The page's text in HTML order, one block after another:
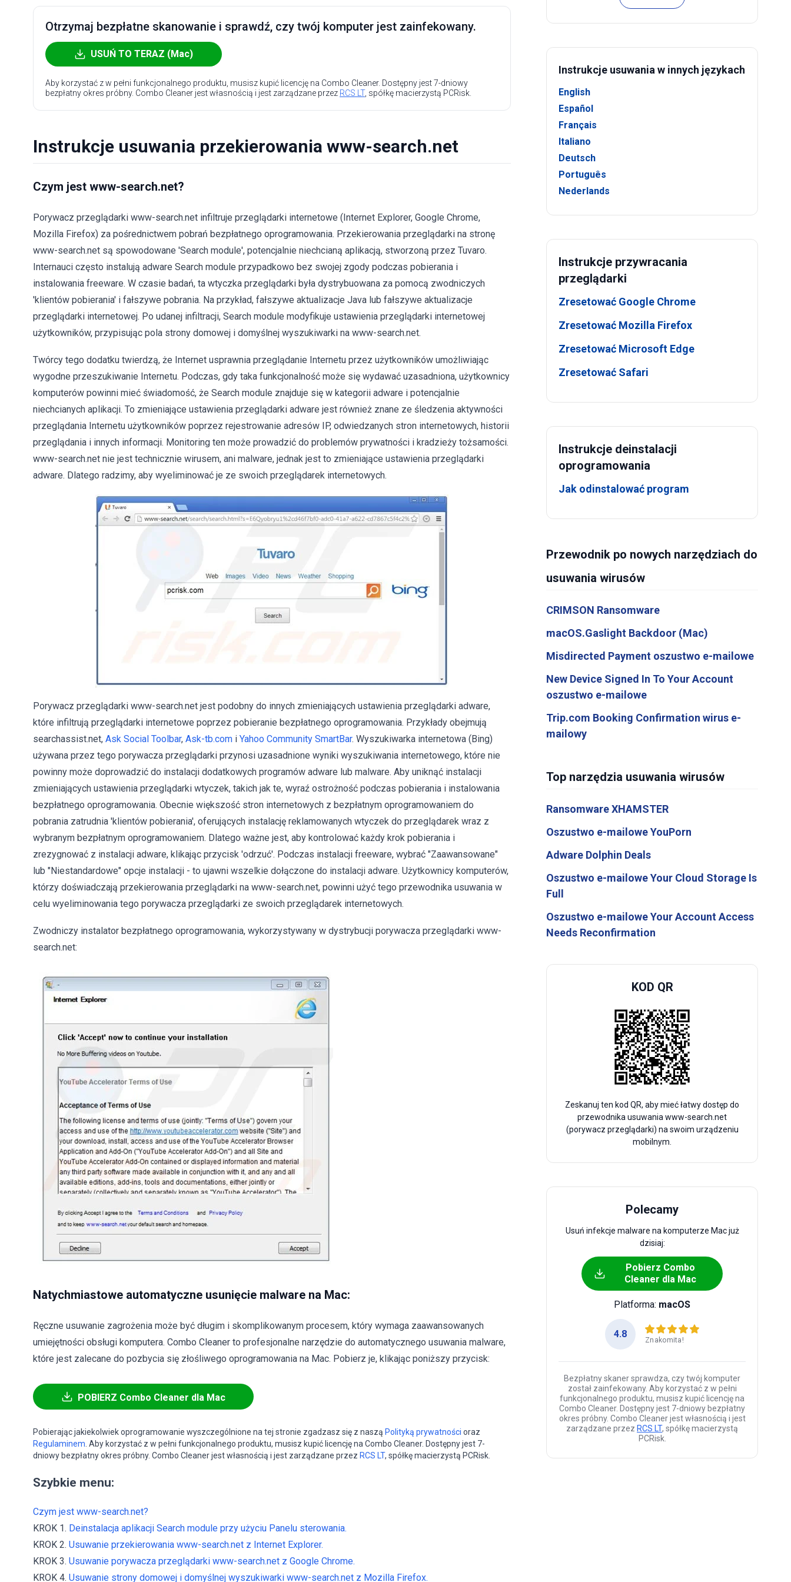
Otrzymaj bezpłatne skanowanie i sprawdź, czy twój komputer jest zainfekowany.
USUŃ TO TERAZ (Mac)
Aby korzystać z w pełni funkcjonalnego produktu, musisz kupić licencję na Combo Cleaner. Dostępny jest 7-dniowy
bezpłatny okres próbny. Combo Cleaner jest własnością i jest zarządzane przez RCS LT, spółkę macierzystą PCRisk.
Instrukcje usuwania przekierowania www-search.net
Czym jest www-search.net?
Porywacz przeglądarki www-search.net infiltruje przeglądarki internetowe (Internet Explorer, Google Chrome,
Mozilla Firefox) za pośrednictwem pobrań bezpłatnego oprogramowania. Przekierowania przeglądarki na stronę
www-search.net są spowodowane 'Search module', potencjalnie niechcianą aplikacją, stworzoną przez Tuvaro.
Internauci często instalują adware Search module przypadkowo bez swojej zgody podczas pobierania i
instalowania freeware. W czasie badań, ta wtyczka przeglądarki była dystrybuowana za pomocą zwodniczych
'klientów pobierania' i fałszywe pobrania. Na przykład, fałszywe aktualizacje Java lub fałszywe aktualizacje
przeglądarki internetowej. Po udanej infiltracji, Search module modyfikuje ustawienia przeglądarki internetowej
użytkowników, przypisując pola strony domowej i domyślnej wyszukiwarki na www-search.net.
Twórcy tego dodatku twierdzą, że Internet usprawnia przeglądanie Internetu przez użytkowników umożliwiając
wygodne przeszukiwanie Internetu. Podczas, gdy taka funkcjonalność może się wydawać uzasadniona, użytkownicy
komputerów powinni mieć świadomość, że Search module znajduje się w kategorii adware i potencjalnie
niechcianych aplikacji. To zmieniające ustawienia przeglądarki adware jest również znane ze śledzenia aktywności
przeglądania Internetu użytkowników poprzez rejestrowanie adresów IP, odwiedzanych stron internetowych, historii
przeglądania i innych informacji. Monitoring ten może prowadzić do problemów prywatności i kradzieży tożsamości.
www-search.net nie jest technicznie wirusem, ani malware, jednak jest to zmieniające ustawienia przeglądarki
adware. Dlatego radzimy, aby wyeliminować je ze swoich przeglądarek internetowych.
Porywacz przeglądarki www-search.net jest podobny do innych zmieniających ustawienia przeglądarki adware,
które infiltrują przeglądarki internetowe poprzez pobieranie bezpłatnego oprogramowania. Przykłady obejmują
searchassist.net, Ask Social Toolbar, Ask-tb.com i Yahoo Community SmartBar. Wyszukiwarka internetowa (Bing)
używana przez tego porywacza przeglądarki przynosi uzasadnione wyniki wyszukiwania internetowego, które nie
powinny może doprowadzić do instalacji dodatkowych programów adware lub malware. Aby uniknąć instalacji
zmieniających ustawienia przeglądarki wtyczek, takich jak te, wyraź ostrożność podczas pobierania i instalowania
bezpłatnego oprogramowania. Obecnie większość stron internetowych z bezpłatnym oprogramowaniem do
pobrania zatrudnia 'klientów pobierania', oferujących instalację reklamowanych wtyczek do przeglądarek wraz z
wybranym bezpłatnym oprogramowaniem. Dlatego ważne jest, aby kontrolować każdy krok pobierania i
zrezygnować z instalacji adware, klikając przycisk 'odrzuć'. Podczas instalacji freeware, wybrać "Zaawansowane"
lub "Niestandardowe" opcje instalacji - to ujawni wszelkie dołączone do instalacji adware. Użytkownicy komputerów,
którzy doświadczają przekierowania przeglądarki na www-search.net, powinni użyć tego przewodnika usuwania w
celu wyeliminowania tego porywacza przeglądarki ze swoich przeglądarek internetowych.
Zwodniczy instalator bezpłatnego oprogramowania, wykorzystywany w dystrybucji porywacza przeglądarki www-
search.net:
Natychmiastowe automatyczne usunięcie malware na Mac:
Ręczne usuwanie zagrożenia może być długim i skomplikowanym procesem, który wymaga zaawansowanych
umiejętności obsługi komputera. Combo Cleaner to profesjonalne narzędzie do automatycznego usuwania malware,
które jest zalecane do pozbycia się złośliwego oprogramowania na Mac. Pobierz je, klikając poniższy przycisk:
POBIERZ Combo Cleaner dla Mac
Pobierając jakiekolwiek oprogramowanie wyszczególnione na tej stronie zgadzasz się z naszą Polityką prywatności oraz
Regulaminem . Aby korzystać z w pełni funkcjonalnego produktu, musisz kupić licencję na Combo Cleaner. Dostępny jest 7-
dniowy bezpłatny okres próbny. Combo Cleaner jest własnością i jest zarządzane przez RCS LT, spółkę macierzystą PCRisk.
Szybkie menu:
Czym jest www-search.net?
KROK 1. Deinstalacja aplikacji Search module przy użyciu Panelu sterowania.
KROK 2. Usuwanie przekierowania www-search.net z Internet Explorer.
KROK 3. Usuwanie porywacza przeglądarki www-search.net z Google Chrome.
KROK 4. Usuwanie strony domowej i domyślnej wyszukiwarki www-search.net z Mozilla Firefox.
Instrukcje usuwania w innych językach
English
Español
Français
Italiano
Deutsch
Português
Nederlands
Instrukcje przywracania
przeglądarki
Zresetować Google Chrome
Zresetować Mozilla Firefox
Zresetować Microsoft Edge
Zresetować Safari
Instrukcje deinstalacji
oprogramowania
Jak odinstalować program
Przewodnik po nowych narzędziach do
usuwania wirusów
CRIMSON Ransomware
macOS.Gaslight Backdoor (Mac)
Misdirected Payment oszustwo e-mailowe
New Device Signed In To Your Account
oszustwo e-mailowe
Trip.com Booking Confirmation wirus e-
mailowy
Top narzędzia usuwania wirusów
Ransomware XHAMSTER
Oszustwo e-mailowe YouPorn
Adware Dolphin Deals
Oszustwo e-mailowe Your Cloud Storage Is
Full
Oszustwo e-mailowe Your Account Access
Needs Reconfirmation
KOD QR
Zeskanuj ten kod QR, aby mieć łatwy dostęp do
przewodnika usuwania www-search.net
(porywacz przeglądarki) na swoim urządzeniu
mobilnym.
Polecamy
Usuń infekcje malware na komputerze Mac już
dzisiaj:
Pobierz Combo
Cleaner dla Mac
Platforma: macOS
4.8
Znakomita!
Bezpłatny skaner sprawdza, czy twój komputer
został zainfekowany. Aby korzystać z w pełni
funkcjonalnego produktu, musisz kupić licencję na
Combo Cleaner. Dostępny jest 7-dniowy bezpłatny
okres próbny. Combo Cleaner jest własnością i jest
zarządzane przez RCS LT, spółkę macierzystą
PCRisk.